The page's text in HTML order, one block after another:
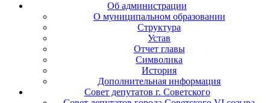
Об администрации
О муниципальном образовании
Структура
Устав
Отчет главы
Символика
История
Дополнительная информация
Совет депутатов г. Советского